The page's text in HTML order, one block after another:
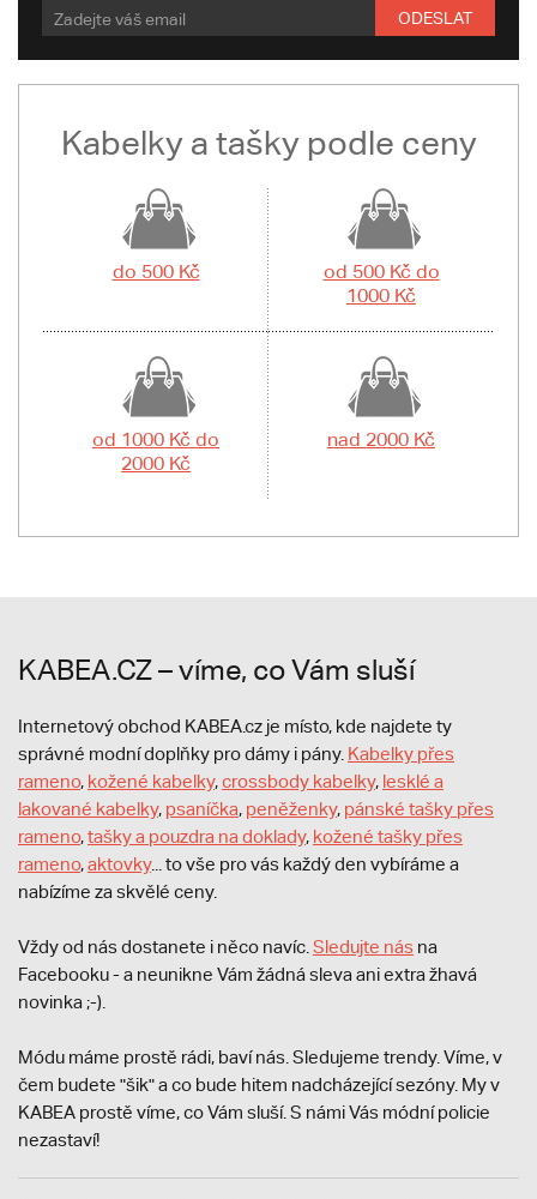
ODESLAT
Kabelky a tašky podle ceny
do 500 Kč
od 500 Kč do
1000 Kč
od 1000 Kč do
2000 Kč
nad 2000 Kč
KABEA.CZ – víme, co Vám sluší
Internetový obchod KABEA.cz je místo, kde najdete ty
správné modní doplňky pro dámy i pány. Kabelky přes
rameno, kožené kabelky,crossbody kabelky, lesklé a
lakované kabelky, psaníčka, peněženky, pánské tašky přes
rameno,tašky a pouzdra na doklady, kožené tašky přes
rameno,aktovky... to vše pro vás každý den vybíráme a
nabízíme za skvělé ceny.
Vždy od nás dostanete i něco navíc. Sledujte nás na
Facebooku - a neunikne Vám žádná sleva ani extra žhavá
novinka ;-).
Módu máme prostě rádi, baví nás. Sledujeme trendy. Víme, v
čem budete "šik" a co bude hitem nadcházející sezóny. My v
KABEA prostě víme, co Vám sluší. S námi Vás módní policie
nezastaví!